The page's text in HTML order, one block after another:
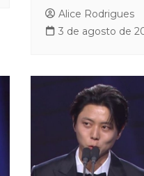
Alice Rodrigues
3 de agosto de